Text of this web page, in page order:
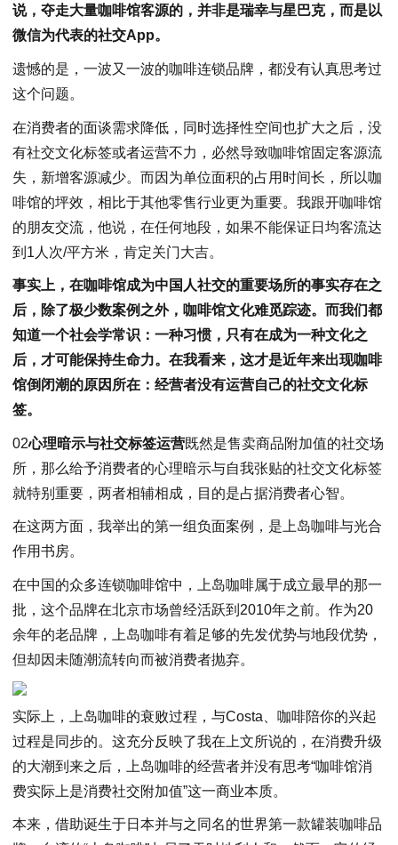
说，夺走大量咖啡馆客源的，并非是瑞幸与星巴克，而是以
微信为代表的社交App。
遗憾的是，一波又一波的咖啡连锁品牌，都没有认真思考过
这个问题。
在消费者的面谈需求降低，同时选择性空间也扩大之后，没
有社交文化标签或者运营不力，必然导致咖啡馆固定客源流
失，新增客源减少。而因为单位面积的占用时间长，所以咖
啡馆的坪效，相比于其他零售行业更为重要。我跟开咖啡馆
的朋友交流，他说，在任何地段，如果不能保证日均客流达
到1人次/平方米，肯定关门大吉。
事实上，在咖啡馆成为中国人社交的重要场所的事实存在之
后，除了极少数案例之外，咖啡馆文化难觅踪迹。而我们都
知道一个社会学常识：一种习惯，只有在成为一种文化之
后，才可能保持生命力。在我看来，这才是近年来出现咖啡
馆倒闭潮的原因所在：经营者没有运营自己的社交文化标
签。
02心理暗示与社交标签运营既然是售卖商品附加值的社交场
所，那么给予消费者的心理暗示与自我张贴的社交文化标签
就特别重要，两者相辅相成，目的是占据消费者心智。
在这两方面，我举出的第一组负面案例，是上岛咖啡与光合
作用书房。
在中国的众多连锁咖啡馆中，上岛咖啡属于成立最早的那一
批，这个品牌在北京市场曾经活跃到2010年之前。作为20
余年的老品牌，上岛咖啡有着足够的先发优势与地段优势，
但却因未随潮流转向而被消费者抛弃。
实际上，上岛咖啡的衰败过程，与Costa、咖啡陪你的兴起
过程是同步的。这充分反映了我在上文所说的，在消费升级
的大潮到来之后，上岛咖啡的经营者并没有思考“咖啡馆消
费实际上是消费社交附加值”这一商业本质。
本来，借助诞生于日本并与之同名的世界第一款罐装咖啡品